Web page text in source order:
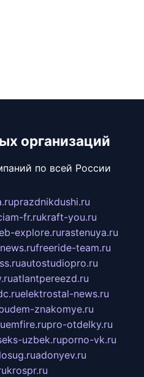
организаций
по всей России
prazdnikdushi.ru
fr.rukraft-you.ru
explore.rurastenuya.ru
freeride-team.ru
autostudiopro.ru
atlantpereezd.ru
elektrostal-news.ru
znakomye.ru
emfire.rupro-otdelky.ru
uzbek.ruporno-vk.ru
adonyev.ru
krospr.ru